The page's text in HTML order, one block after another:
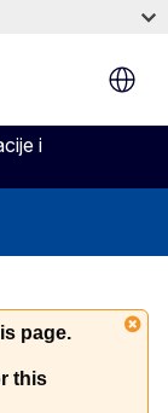
i
page.
this